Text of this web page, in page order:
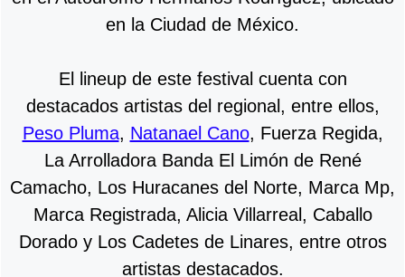
en la Ciudad de México.
El lineup de este festival cuenta con
destacados artistas del regional, entre ellos,
Peso Pluma, Natanael Cano, Fuerza Regida,
La Arrolladora Banda El Limón de René
Camacho, Los Huracanes del Norte, Marca Mp,
Marca Registrada, Alicia Villarreal, Caballo
Dorado y Los Cadetes de Linares, entre otros
artistas destacados.